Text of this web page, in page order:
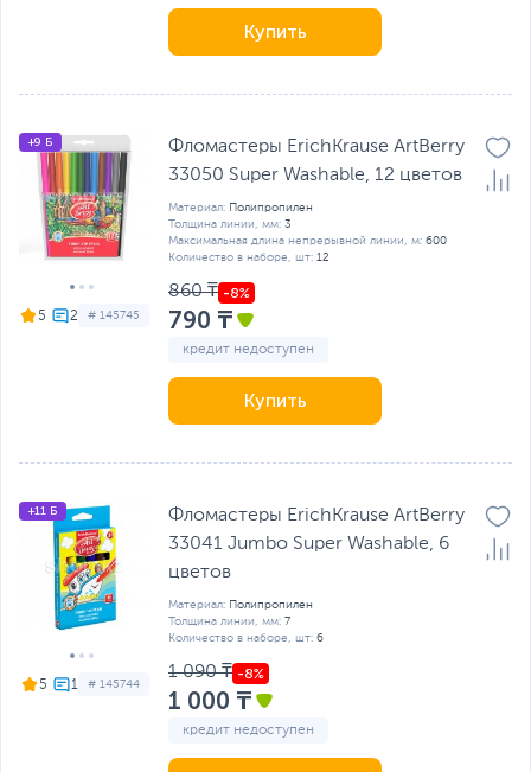
Купить
5 # 145745
+9 Б
Фломастеры ErichKrause ArtBerry
33050 Super Washable, 12 цветов
Материал: Полипропилен
Толщина линии, мм: 3
Максимальная длина непрерывной линии, м: 600
Количество в наборе, шт: 12
860 ₸
790 ₸
кредит недоступен
Купить
5 # 145744
+11 Б
Фломастеры ErichKrause ArtBerry
33041 Jumbo Super Washable, 6
цветов
Материал: Полипропилен
Толщина линии, мм: 7
Количество в наборе, шт: 6
1 090 ₸
1 000 ₸
кредит недоступен